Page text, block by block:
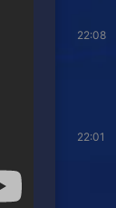
22:08
22:01